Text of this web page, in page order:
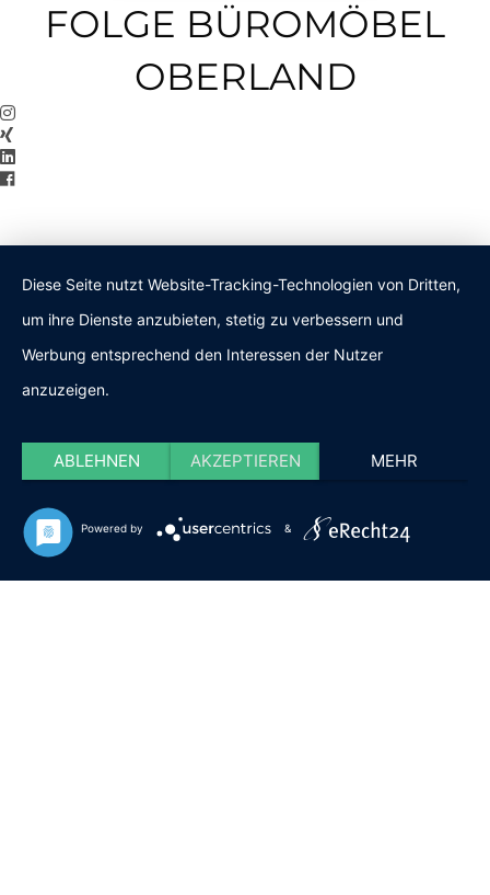
FOLGE BÜROMÖBEL
OBERLAND
Diese Seite nutzt Website-Tracking-Technologien von Dritten,
um ihre Dienste anzubieten, stetig zu verbessern und
Werbung entsprechend den Interessen der Nutzer
anzuzeigen.
ABLEHNEN AKZEPTIEREN MEHR
Powered by &